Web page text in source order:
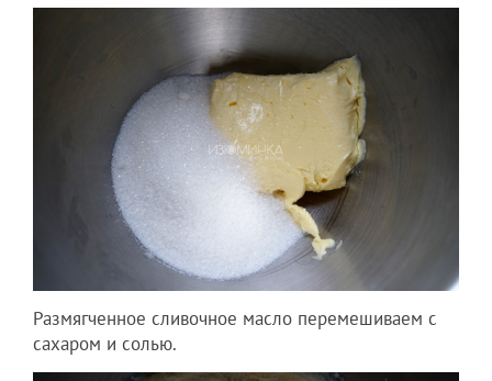
Размягченное сливочное масло перемешиваем с
сахаром и солью.